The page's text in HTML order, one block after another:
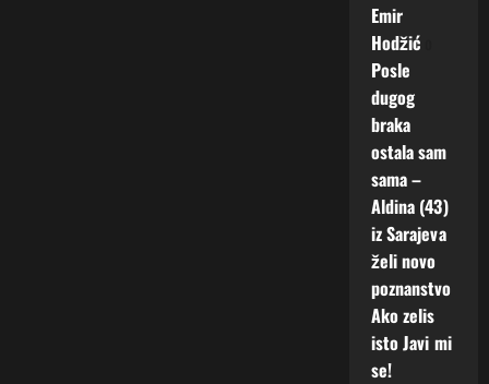
Emir
Hodžić
Posle
dugog
braka
ostala sam
sama –
Aldina (43)
iz Sarajeva
želi novo
poznanstvo
Ako zelis
isto Javi mi
se!